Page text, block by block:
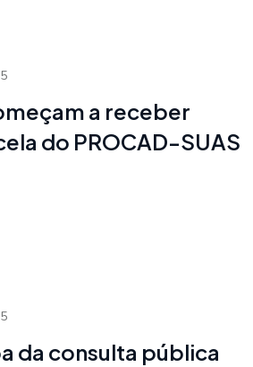
a receber
do PROCAD-SUAS
da consulta pública